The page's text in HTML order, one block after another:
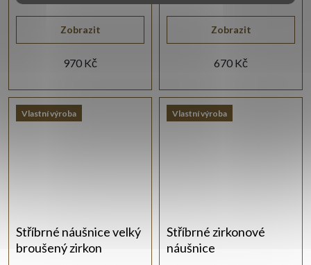
970 Kč
Zobrazit
bílými zirkony.
670 Kč
Zobrazit
symbol štěstí.
Vlastní výroba
Stříbrné náušnice velký
broušený zirkon
Vlastní výroba
Stříbrné zirkonové
náušnice